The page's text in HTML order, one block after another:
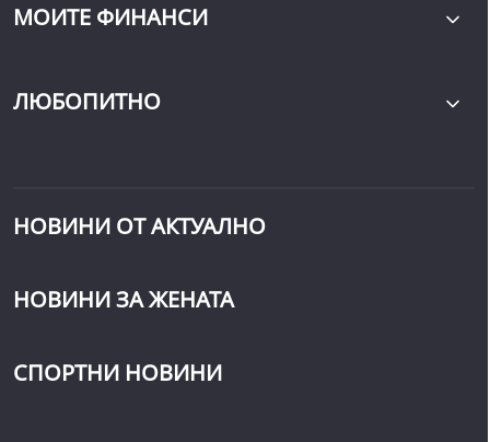
МОИТЕ ФИНАНСИ
ЛЮБОПИТНО
НОВИНИ ОТ АКТУАЛНО
НОВИНИ ЗА ЖЕНАТА
СПОРТНИ НОВИНИ